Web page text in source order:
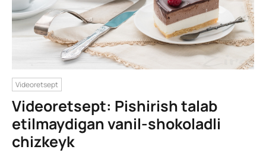
Videoretsept
Videoretsept: Pishirish talab
etilmaydigan vanil-shokoladli
chizkeyk